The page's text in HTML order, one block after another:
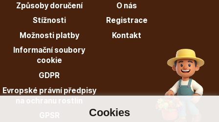
Cookies
Způsoby doručení
Stížnosti
Možnosti platby
Informační soubory
cookie
GDPR
Evropské právní předpisy
na ochranu rostlin
GPSR
O nás
Registrace
Kontakt